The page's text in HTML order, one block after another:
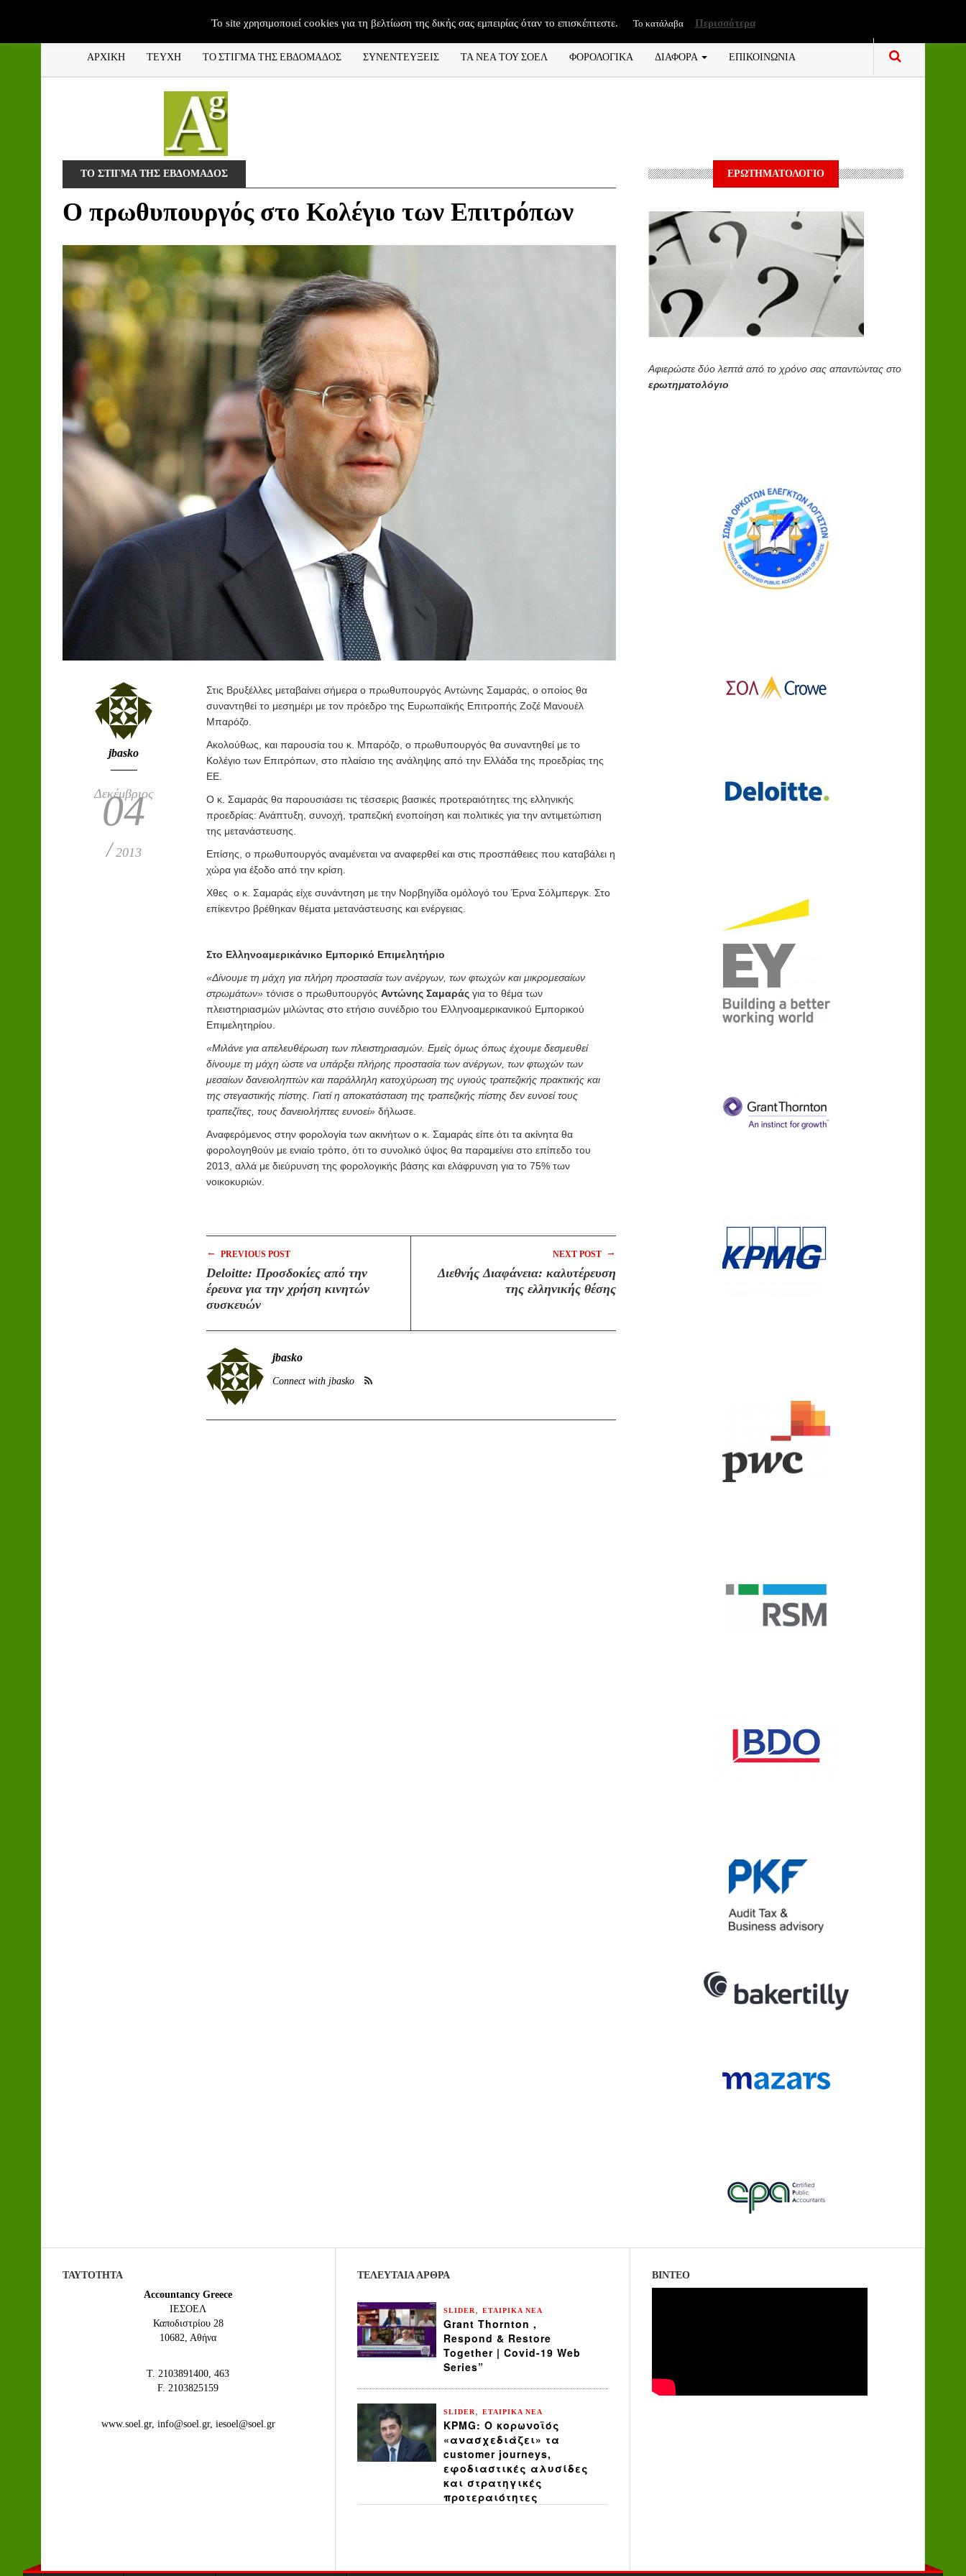
ΑΡΧΙΚΗ ΤΕΥΧΗ ΤΟ ΣΤΙΓΜΑ ΤΗΣ ΕΒΔΟΜΑΔΟΣ ΣΥΝΕΝΤΕΥΞΕΙΣ ΤΑ ΝΕΑ ΤΟΥ ΣΟΕΛ ΦΟΡΟΛΟΓΙΚΑ ΔΙΑΦΟΡΑ ΕΠΙΚΟΙΝΩΝΙΑ
ΤΟ ΣΤΙΓΜΑ ΤΗΣ ΕΒΔΟΜΑΔΟΣ
Ο πρωθυπουργός στο Κολέγιο των Επιτρόπων
jbasko
Δεκέμβριος
04
/2013
Στις Βρυξέλλες μεταβαίνει σήμερα ο πρωθυπουργός Αντώνης Σαμαράς, ο οποίος θα
συναντηθεί το μεσημέρι με τον πρόεδρο της Ευρωπαϊκής Επιτροπής Ζοζέ Μανουέλ
Μπαρόζο.
Ακολούθως, και παρουσία του κ. Μπαρόζο, ο πρωθυπουργός θα συναντηθεί με το
Κολέγιο των Επιτρόπων, στο πλαίσιο της ανάληψης από την Ελλάδα της προεδρίας της
ΕΕ.
Ο κ. Σαμαράς θα παρουσιάσει τις τέσσερις βασικές προτεραιότητες της ελληνικής
προεδρίας: Ανάπτυξη, συνοχή, τραπεζική ενοποίηση και πολιτικές για την αντιμετώπιση
της μετανάστευσης.
Επίσης, ο πρωθυπουργός αναμένεται να αναφερθεί και στις προσπάθειες που καταβάλει η
χώρα για έξοδο από την κρίση.
Χθες ο κ. Σαμαράς είχε συνάντηση με την Νορβηγίδα ομόλογό του Έρνα Σόλμπεργκ. Στο
επίκεντρο βρέθηκαν θέματα μετανάστευσης και ενέργειας.
Στο Ελληνοαμερικάνικο Εμπορικό Επιμελητήριο
«Δίνουμε τη μάχη για πλήρη προστασία των ανέργων, των φτωχών και μικρομεσαίων
στρωμάτων» τόνισε ο πρωθυπουργός Αντώνης Σαμαράς για το θέμα των
πλειστηριασμών μιλώντας στο ετήσιο συνέδριο του Ελληνοαμερικανικού Εμπορικού
Επιμελητηρίου.
«Μιλάνε για απελευθέρωση των πλειστηριασμών. Εμείς όμως όπως έχουμε δεσμευθεί
δίνουμε τη μάχη ώστε να υπάρξει πλήρης προστασία των ανέργων, των φτωχών των
μεσαίων δανειοληπτών και παράλληλη κατοχύρωση της υγιούς τραπεζικής πρακτικής και
της στεγαστικής πίστης. Γιατί η αποκατάσταση της τραπεζικής πίστης δεν ευνοεί τους
τραπεζίτες, τους δανειολήπτες ευνοεί» δήλωσε.
Αναφερόμενος στην φορολογία των ακινήτων ο κ. Σαμαράς είπε ότι τα ακίνητα θα
φορολογηθούν με ενιαίο τρόπο, ότι το συνολικό ύψος θα παραμείνει στο επίπεδο του
2013, αλλά με διεύρυνση της φορολογικής βάσης και ελάφρυνση για το 75% των
νοικοκυριών.
← PREVIOUS POST
Deloitte: Προσδοκίες από την
έρευνα για την χρήση κινητών
συσκευών
NEXT POST →
Διεθνής Διαφάνεια: καλυτέρευση
της ελληνικής θέσης
jbasko
Connect with jbasko
ΕΡΩΤΗΜΑΤΟΛΟΓΙΟ
Αφιερώστε δύο λεπτά από το χρόνο σας απαντώντας στο
ερωτηματολόγιο
ΤΑΥΤΟΤΗΤΑ
Accountancy Greece
IEΣΟΕΛ
Καποδιστρίου 28
10682, Αθήνα
Τ. 2103891400, 463
F. 2103825159
www.soel.gr, info@soel.gr, iesoel@soel.gr
ΤΕΛΕΥΤΑΙΑ ΆΡΘΡΑ
SLIDER ΕΤΑΙΡΙΚΑ ΝΕΑ
Grant Thornton ,
Respond & Restore
Together | Covid-19 Web
Series”
SLIDER ΕΤΑΙΡΙΚΑ ΝΕΑ
KPMG: Ο κορωνοϊός
«ανασχεδιάζει» τα
customer journeys,
εφοδιαστικές αλυσίδες
και στρατηγικές
προτεραιότητες
ΒΙΝΤΕΟ
To site χρησιμοποιεί cookies για τη βελτίωση της δικής σας εμπειρίας όταν το επισκέπτεστε. Το κατάλαβα Περισσότερα